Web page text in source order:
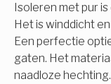
Isoleren met pur
Het is winddicht
Een perfectie
gaten. Het
naadloze hechting.